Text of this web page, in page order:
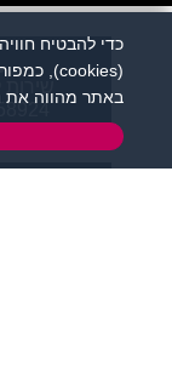
כדי להבטיח
(cookies), כמפורט בעמוד
באתר מהווה את